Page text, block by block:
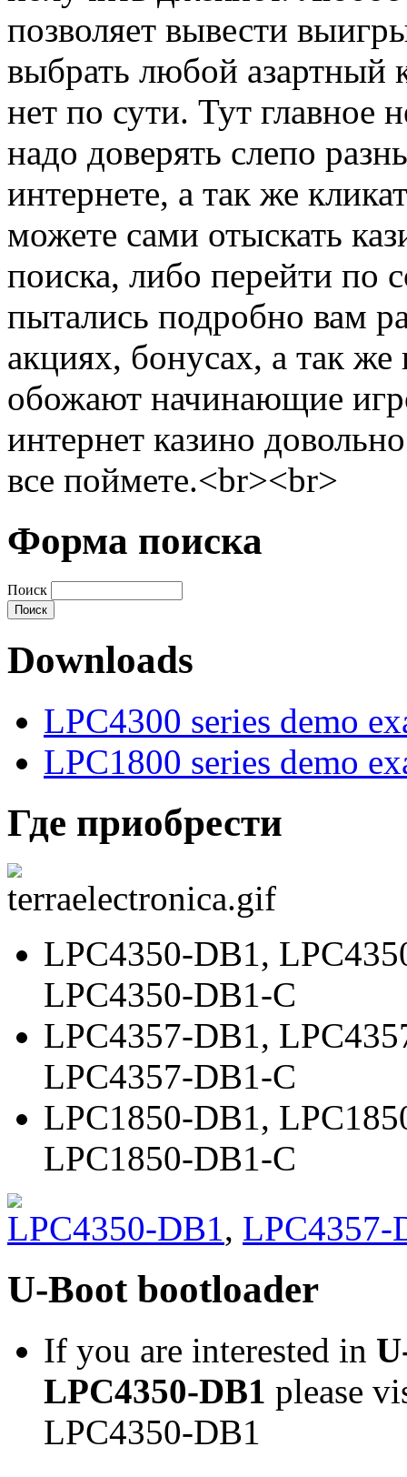
позволяет вывести
выбрать любой азартный
нет по сути. Тут главное
надо доверять слепо
интернете, а так же
можете сами отыскать
поиска, либо перейти по
пытались подробно вам
акциях, бонусах, а так
обожают начинающие
интернет казино
все поймете.<br><br>
Форма поиска
Поиск
Downloads
LPC4300 series demo
LPC1800 series demo
Где приобрести
LPC4350-DB1,
LPC4350-DB1-C
LPC4357-DB1,
LPC4357-DB1-C
LPC1850-DB1,
LPC1850-DB1-C
LPC4350-DB1, LPC4357-
U-Boot bootloader
If you are interested in
LPC4350-DB1 please
LPC4350-DB1